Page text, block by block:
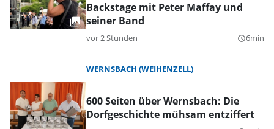
Backstage mit Peter Maffay und
seiner Band
vor 2 Stunden query_builder6min
WERNSBACH (WEIHENZELL)
600 Seiten über Wernsbach: Die
Dorfgeschichte mühsam entziffert